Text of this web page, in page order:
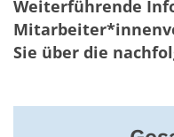
Weiterführende
Sie über die